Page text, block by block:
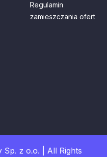
Regulamin
zamieszczania ofert
z o.o. | All Rights